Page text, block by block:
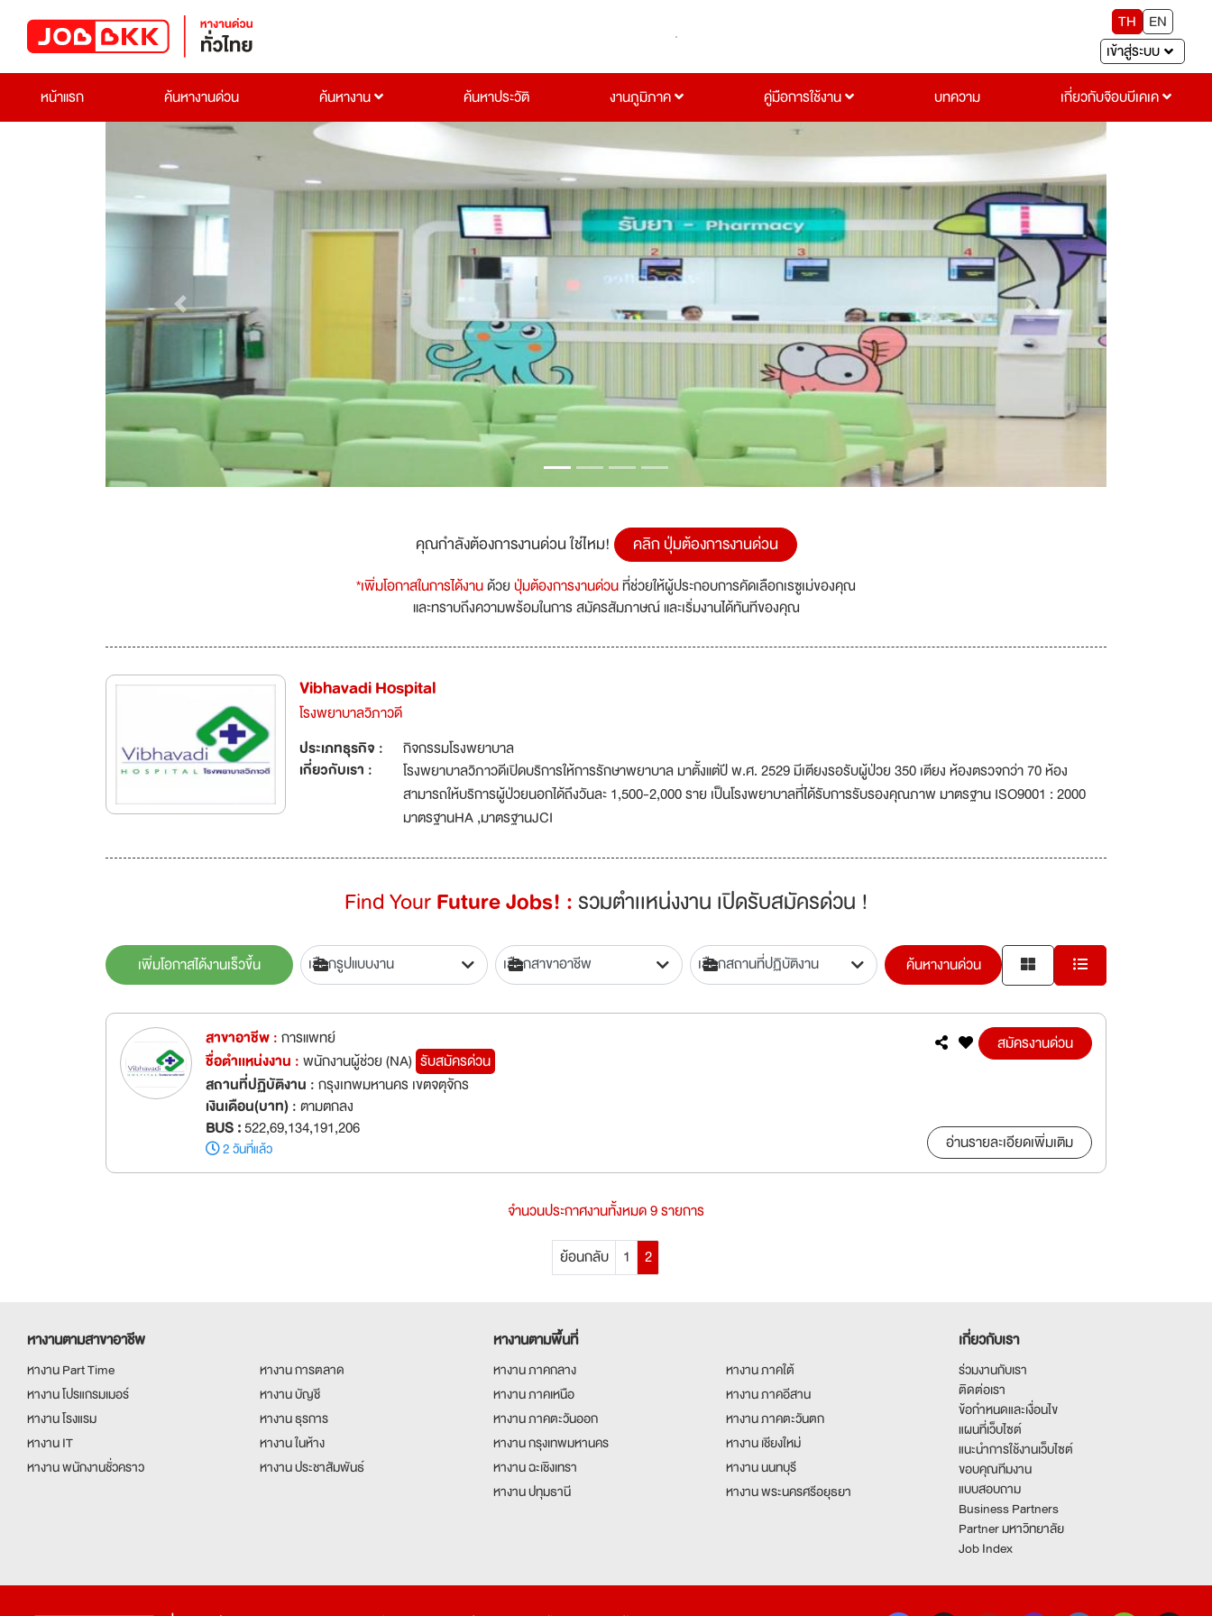
TH
EN
เข้าสู่ระบบ
หน้าแรก
ค้นหางานด่วน ค้นหางาน ค้นหาประวัติ งานภูมิภาค คู่มือการใช้งาน บทความ เกี่ยวกับจ๊อบบีเคเค
Previous Next
คุณกำลังต้องการงานด่วน ใช่ไหม! คลิก ปุ่มต้องการงานด่วน
*เพิ่มโอกาสในการได้งานด้วยปุ่มต้องการงานด่วนที่ช่วยให้ผู้ประกอบการคัดเลือกเรซูเม่ของคุณ
และทราบถึงความพร้อมในการ สมัครสัมภาษณ์ และเริ่มงานได้ทันทีของคุณ
Vibhavadi Hospital
โรงพยาบาลวิภาวดี
ประเภทธุรกิจ :
กิจกรรมโรงพยาบาล
เกี่ยวกับเรา :
โรงพยาบาลวิภาวดีเปิดบริการให้การรักษาพยาบาล มาตั้งแต่ปี พ.ศ. 2529 มีเตียงรอรับผู้ป่วย 350 เตียง ห้องตรวจกว่า 70 ห้อง
สามารถให้บริการผู้ป่วยนอกได้ถึงวันละ 1,500-2,000 ราย เป็นโรงพยาบาลที่ได้รับการรับรองคุณภาพ มาตรฐาน ISO9001 : 2000
มาตรฐานHA ,มาตรฐานJCI
Find YourFuture Jobs! :รวมตำเเหน่งงาน เปิดรับสมัครด่วน !
เพิ่มโอกาสได้งานเร็วขึ้น ค้นหางานด่วน
สาขาอาชีพ :การแพทย์
ชื่อตำเเหน่งงาน :พนักงานผู้ช่วย (NA) รับสมัครด่วน
สถานที่ปฏิบัติงาน :กรุงเทพมหานคร เขตจตุจักร
เงินเดือน(บาท) :ตามตกลง
BUS :522,69,134,191,206
2 วันที่แล้ว
สมัครงานด่วน
อ่านรายละเอียดเพิ่มเติม
จำนวนประกาศงานทั้งหมด 9 รายการ
ย้อนกลับ
1 2
หางานตามสาขาอาชีพ
หางาน Part Time
หางาน การตลาด
หางาน โปรแกรมเมอร์
หางาน บัญชี
หางาน โรงแรม
หางาน ธุรการ
หางาน IT
หางาน ในห้าง
หางาน พนักงานชั่วคราว
หางาน ประชาสัมพันธ์
หางานตามพื้นที่
หางาน ภาคกลาง
หางาน ภาคใต้
หางาน ภาคเหนือ
หางาน ภาคอีสาน
หางาน ภาคตะวันออก
หางาน ภาคตะวันตก
หางาน กรุงเทพมหานคร
หางาน เชียงใหม่
หางาน ฉะเชิงเทรา
หางาน นนทบุรี
หางาน ปทุมธานี
หางาน พระนครศรีอยุธยา
เกี่ยวกับเรา
ร่วมงานกับเรา
ติดต่อเรา
ข้อกำหนดและเงื่อนไข
แผนที่เว็บไซต์
แนะนำการใช้งานเว็บไซต์
ขอบคุณทีมงาน
แบบสอบถาม
Business Partners
Partner มหาวิทยาลัย
Job Index